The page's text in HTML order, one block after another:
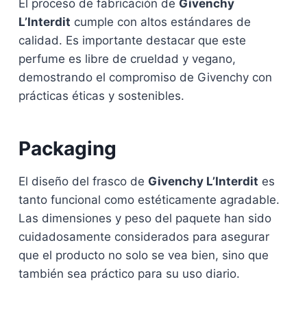
El proceso de fabricación de Givenchy
L’Interdit cumple con altos estándares de
calidad. Es importante destacar que este
perfume es libre de crueldad y vegano,
demostrando el compromiso de Givenchy con
prácticas éticas y sostenibles.
Packaging
El diseño del frasco de Givenchy L’Interdit es
tanto funcional como estéticamente agradable.
Las dimensiones y peso del paquete han sido
cuidadosamente considerados para asegurar
que el producto no solo se vea bien, sino que
también sea práctico para su uso diario.